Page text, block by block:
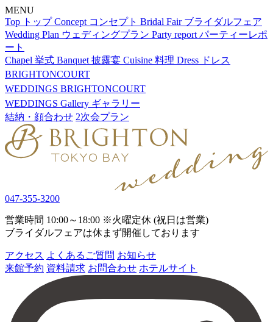
MENU
Top トップConcept コンセプト Bridal Fairブライダルフェア
Wedding Plan ウェディングプラン Party report パーティーレポ
ート
Chapel 挙式 Banquet 披露宴 Cuisine 料理 Dress ドレス
BRIGHTONCOURT
WEDDINGS BRIGHTONCOURT
WEDDINGS Gallery ギャラリー
結納・顔合わせ 2次会プラン
047-355-3200
営業時間 10:00～18:00 ※火曜定休 (祝日は営業)
ブライダルフェアは休まず開催しております
アクセス よくあるご質問 お知らせ
来館予約 資料請求 お問合わせ ホテルサイト